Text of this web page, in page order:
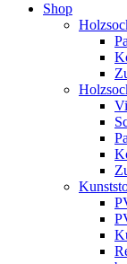
Shop